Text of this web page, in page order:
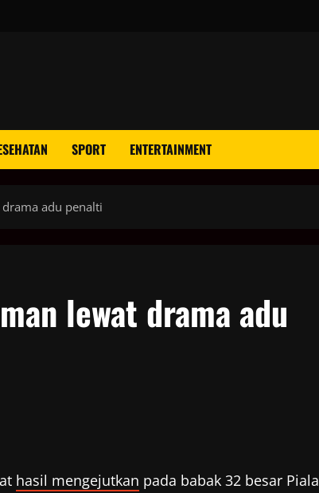
SPORT ENTERTAINMENT
adu penalti
lewat drama adu
hasil mengejutkan pada babak 32 besar Piala